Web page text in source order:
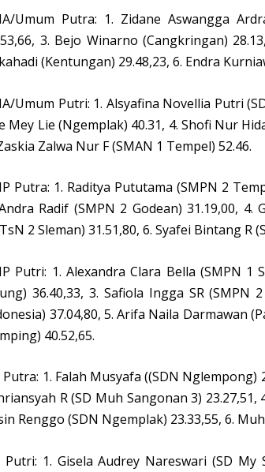
Umum Putra: 1. Zidane Aswangga
3. Bejo Winarno (Cangkringan)
(Kentungan) 29.48,23, 6. Endra
Umum Putri: 1. Alsyafina Novellia Putri
Mey Lie (Ngemplak) 40.31, 4. Shofi Nur
Zalwa Nur F (SMAN 1 Tempel) 52.46.
Putra: 1. Raditya Pututama (SMPN 2
Radif (SMPN 2 Godean) 31.19,00, 4.
2 Sleman) 31.51,80, 6. Syafei Bintang R
Putri: 1. Alexandra Clara Bella (SMPN 1
36.40,33, 3. Safiola Ingga SR (SMPN
37.04,80, 5. Arifa Naila Darmawan
40.52,65.
Putra: 1. Falah Musyafa ((SDN Nglempong)
R (SD Muh Sangonan 3) 23.27,51,
Renggo (SDN Ngemplak) 23.33,55, 6.
Putri: 1. Gisela Audrey Nareswari (SD